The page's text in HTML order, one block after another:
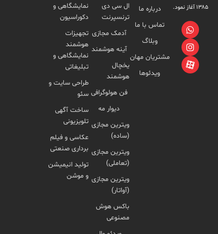
درباره ما
تماس با ما
وبلاگ
مشتریان مهان
ویدئوها
ال سی دی
هوشمند
نمایشگاهی و
دکوراسیون
تجهیزات
هوشمند
نمایشگاهی و
تبلیغاتی
طراحی سایت و
سئو
ساخت آگهی
تلویزیونی
عکاسی و فیلم
برداری صنعتی
تولید انیمیشن
و موشن